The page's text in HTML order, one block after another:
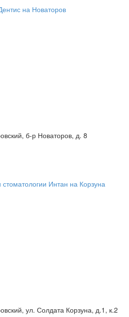
на Новаторов
б-р Новаторов, д. 8
Интан на Корзуна
ул. Солдата Корзуна, д.1, к.2